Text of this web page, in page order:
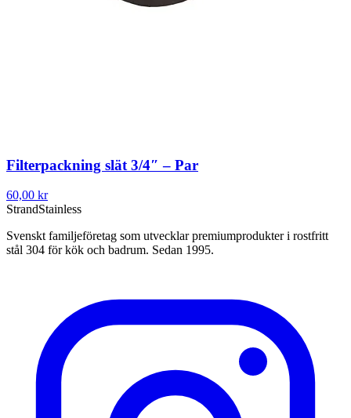
Filterpackning slät 3/4″ – Par
60,00 kr
StrandStainless
Svenskt familjeföretag som utvecklar premiumprodukter i rostfritt
stål 304 för kök och badrum. Sedan 1995.